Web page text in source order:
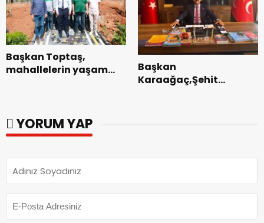
Başkan Toptaş,
mahallelerin yaşam
Başkan
Karaağaç,Şehit
YORUM YAP